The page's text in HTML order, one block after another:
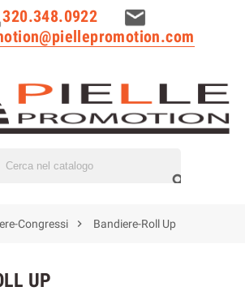
320.348.0922

Congressi  Bandiere-Roll Up
UP